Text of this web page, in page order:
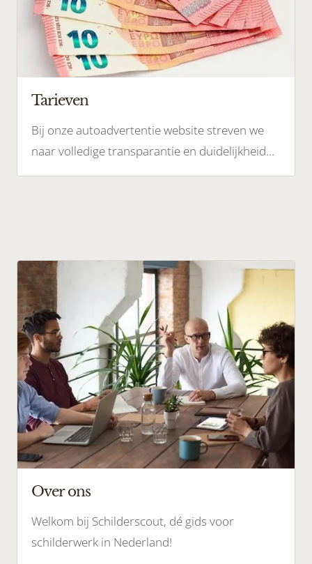
Tarieven
Bij onze autoadvertentie website streven we
naar volledige transparantie en duidelijkheid
als het gaat om prijzen en tarieven.
Over ons
Welkom bij Schilderscout, dé gids voor
schilderwerk in Nederland!